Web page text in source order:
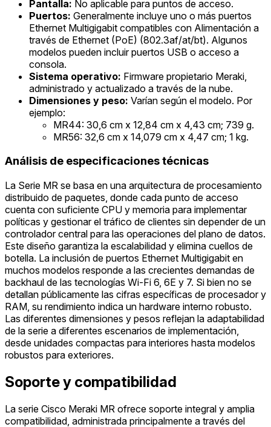
Pantalla: No aplicable para puntos de acceso.
Puertos: Generalmente incluye uno o más puertos
Ethernet Multigigabit compatibles con Alimentación a
través de Ethernet (PoE) (802.3af/at/bt). Algunos
modelos pueden incluir puertos USB o acceso a
consola.
Sistema operativo: Firmware propietario Meraki,
administrado y actualizado a través de la nube.
Dimensiones y peso: Varían según el modelo. Por
ejemplo:
MR44: 30,6 cm x 12,84 cm x 4,43 cm; 739 g.
MR56: 32,6 cm x 14,079 cm x 4,47 cm; 1 kg.
Análisis de especificaciones técnicas
La Serie MR se basa en una arquitectura de procesamiento
distribuido de paquetes, donde cada punto de acceso
cuenta con suficiente CPU y memoria para implementar
políticas y gestionar el tráfico de clientes sin depender de un
controlador central para las operaciones del plano de datos.
Este diseño garantiza la escalabilidad y elimina cuellos de
botella. La inclusión de puertos Ethernet Multigigabit en
muchos modelos responde a las crecientes demandas de
backhaul de las tecnologías Wi-Fi 6, 6E y 7. Si bien no se
detallan públicamente las cifras específicas de procesador y
RAM, su rendimiento indica un hardware interno robusto.
Las diferentes dimensiones y pesos reflejan la adaptabilidad
de la serie a diferentes escenarios de implementación,
desde unidades compactas para interiores hasta modelos
robustos para exteriores.
Soporte y compatibilidad
La serie Cisco Meraki MR ofrece soporte integral y amplia
compatibilidad, administrada principalmente a través del